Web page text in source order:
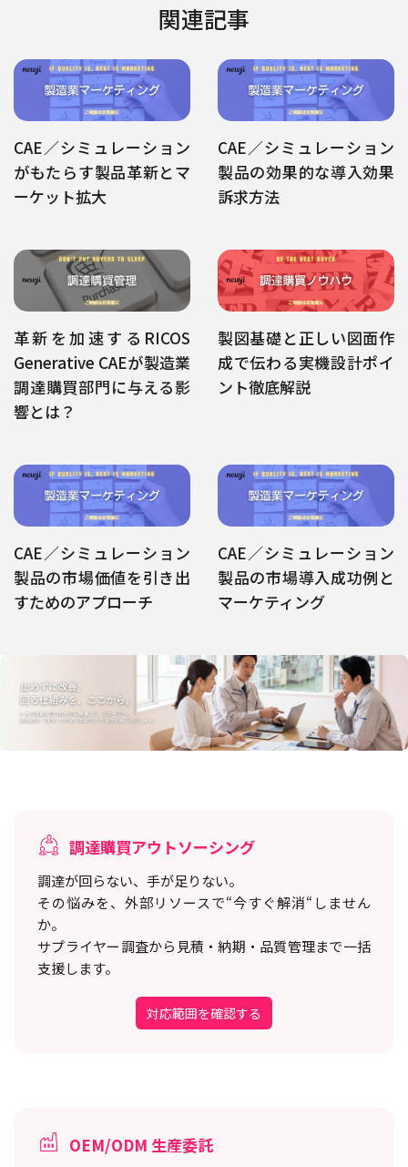
関連記事
CAE／シミュレーション
がもたらす製品革新とマ
ーケット拡大
CAE／シミュレーション
製品の効果的な導入効果
訴求方法
革新を加速するRICOS
Generative CAEが製造業
調達購買部門に与える影
響とは？
製図基礎と正しい図面作
成で伝わる実機設計ポイ
ント徹底解説
CAE／シミュレーション
製品の市場価値を引き出
すためのアプローチ
CAE／シミュレーション
製品の市場導入成功例と
マーケティング
調達購買アウトソーシング
調達が回らない、手が足りない。
その悩みを、外部リソースで“今すぐ解消“しません
か。
サプライヤー調査から見積・納期・品質管理まで一括
支援します。
対応範囲を確認する
OEM/ODM 生産委託